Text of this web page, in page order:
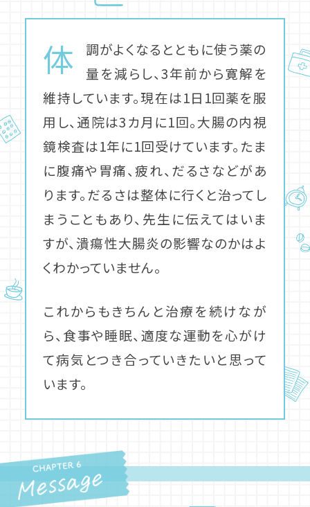
体
調がよくなるとともに使う薬の
量を減らし、3年前から寛解を
維持しています。現在は1日1回薬を服
用し、通院は3カ月に1回。大腸の内視
鏡検査は1年に1回受けています。たま
に腹痛や胃痛、疲れ、だるさなどがあ
ります。だるさは整体に行くと治ってし
まうこともあり、先生に伝えてはいま
すが、潰瘍性大腸炎の影響なのかはよ
くわかっていません。
これからもきちんと治療を続けなが
ら、食事や睡眠、適度な運動を心がけ
て病気とつき合っていきたいと思って
います。